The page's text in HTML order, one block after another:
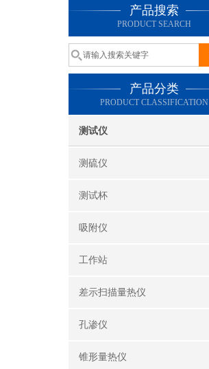
产品搜索
PRODUCT SEARCH
产品分类
PRODUCT CLASSIFICATION
测试仪
测硫仪
测试杯
吸附仪
工作站
差示扫描量热仪
孔渗仪
锥形量热仪